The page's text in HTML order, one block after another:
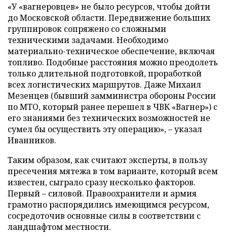
«У «вагнеровцев» не было ресурсов, чтобы дойти
до Московской области. Передвижение больших
группировок сопряжено со сложными
техническими задачами. Необходимо
материально-техническое обеспечение, включая
топливо. Подобные расстояния можно преодолеть
только длительной подготовкой, проработкой
всех логистических маршрутов. Даже Михаил
Мезенцев (бывший замминистра обороны России
по МТО, который ранее перешел в ЧВК «Вагнер») с
его знаниями без технических возможностей не
сумел бы осуществить эту операцию», – указал
Иванников.
Таким образом, как считают эксперты, в пользу
пресечения мятежа в том варианте, который всем
известен, сыграло сразу несколько факторов.
Первый – силовой. Правоохранители и армия
грамотно распорядились имеющимся ресурсом,
сосредоточив основные силы в соответствии с
ландшафтом местности.